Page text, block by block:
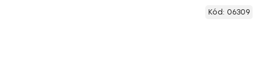
Kód: 06309